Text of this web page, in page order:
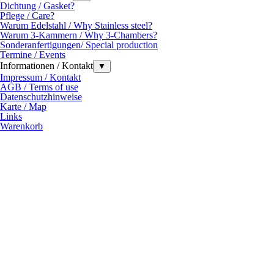
Dichtung / Gasket?
Pflege / Care?
Warum Edelstahl / Why Stainless steel?
Warum 3-Kammern / Why 3-Chambers?
Sonderanfertigungen/ Special production
Termine / Events
Informationen / Kontakt
▼
Impressum / Kontakt
AGB / Terms of use
Datenschutzhinweise
Karte / Map
Links
Warenkorb